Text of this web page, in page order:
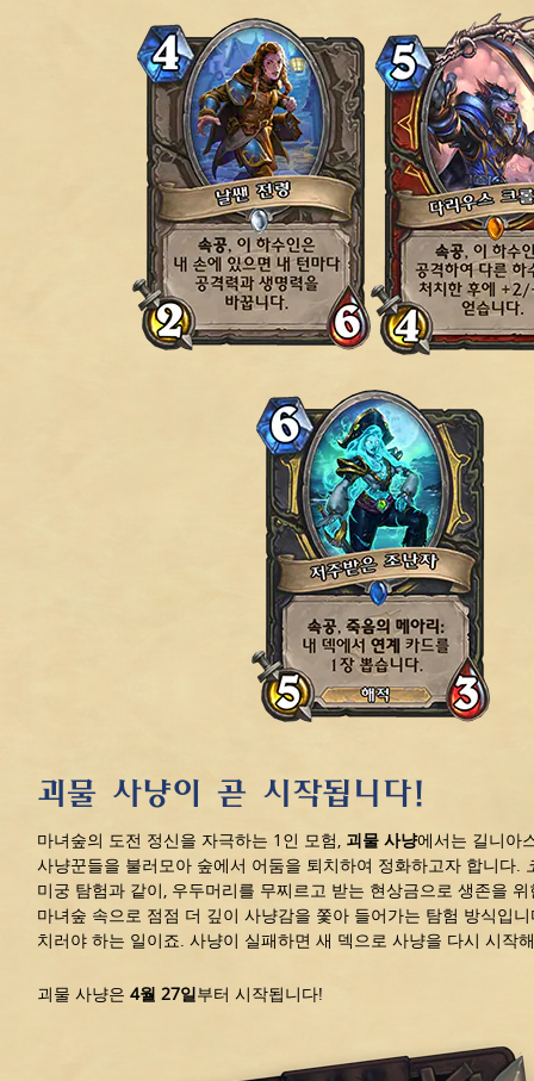
괴물 사냥이 곧 시작됩니다!
마녀숲의 도전 정신을 자극하는 1인 모험, 괴물 사냥에서는 길니아
사냥꾼들을 불러모아 숲에서 어둠을 퇴치하여 정화하고자 합니다.
미궁 탐험과 같이, 우두머리를 무찌르고 받는 현상금으로 생존을
마녀숲 속으로 점점 더 깊이 사냥감을 쫓아 들어가는 탐험 방식입
치러야 하는 일이죠. 사냥이 실패하면 새 덱으로 사냥을 다시 시작
괴물 사냥은4월 27일부터 시작됩니다!